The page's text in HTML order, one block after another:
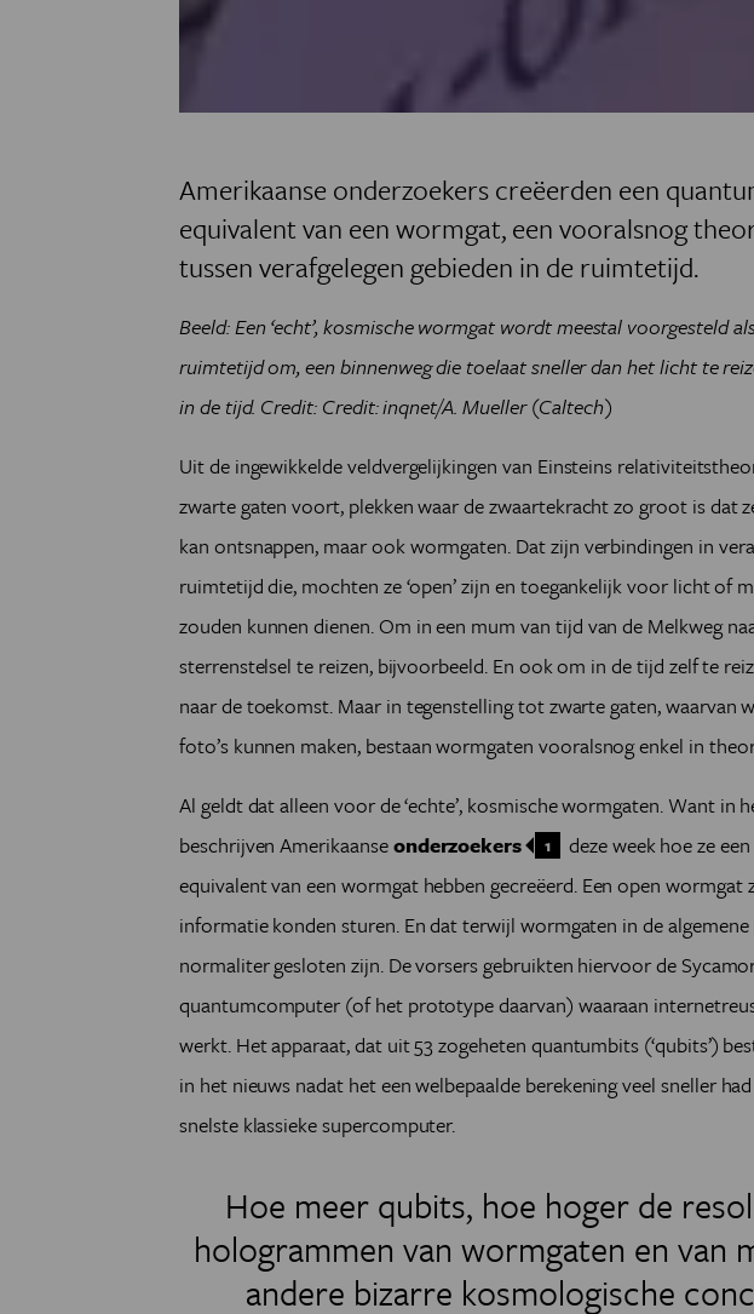
Amerikaanse onderzoekers creëerden een
equivalent van een wormgat, een vooralsnog
tussen verafgelegen gebieden in de ruimtetijd.
Beeld:Een ‘echt’, kosmische wormgat wordt meestal voorgesteld
ruimtetijd om, een binnenweg die toelaat sneller dan het licht te
in de tijd. Credit: Credit: inqnet/A. Mueller (Caltech)
Uit de ingewikkelde veldvergelijkingen van Einsteins
zwarte gaten voort, plekken waar de zwaartekracht zo groot is dat
kan ontsnappen, maar ook wormgaten. Dat zijn verbindingen in
ruimtetijd die, mochten ze ‘open’ zijn en toegankelijk voor licht of
zouden kunnen dienen. Om in een mum van tijd van de Melkweg
sterrenstelsel te reizen, bijvoorbeeld. En ook om in de tijd zelf te
naar de toekomst. Maar in tegenstelling tot zwarte gaten, waarvan
foto’s kunnen maken, bestaan wormgaten vooralsnog enkel in
Al geldt dat alleen voor de ‘echte’, kosmische wormgaten. Want in
beschrijven Amerikaanseonderzoekers 1
deze week hoe ze
equivalent van een wormgat hebben gecreëerd. Een open wormgat
informatie konden sturen. En dat terwijl wormgaten in de
normaliter gesloten zijn. De vorsers gebruikten hiervoor de
quantumcomputer (of het prototype daarvan) waaraan
werkt. Het apparaat, dat uit 53 zogeheten quantumbits (‘qubits’)
in het nieuws nadat het een welbepaalde berekening veel sneller
snelste klassieke supercomputer.
Hoe meer qubits, hoe hoger de
hologrammen van wormgaten en van
andere bizarre kosmologische